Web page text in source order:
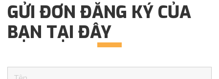
GỬI ĐƠN ĐĂNG KÝ CỦA
BẠN TẠI ĐÂY